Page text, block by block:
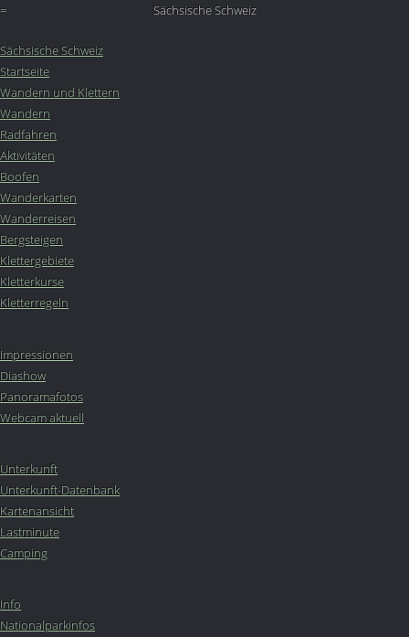
Sächsische Schweiz
=
Sächsische Schweiz
Startseite
Wandern und Klettern
Wandern
Radfahren
Aktivitäten
Boofen
Wanderkarten
Wanderreisen
Bergsteigen
Klettergebiete
Kletterkurse
Kletterregeln
Impressionen
Diashow
Panoramafotos
Webcam aktuell
Unterkunft
Unterkunft-Datenbank
Kartenansicht
Lastminute
Camping
Info
Nationalparkinfos